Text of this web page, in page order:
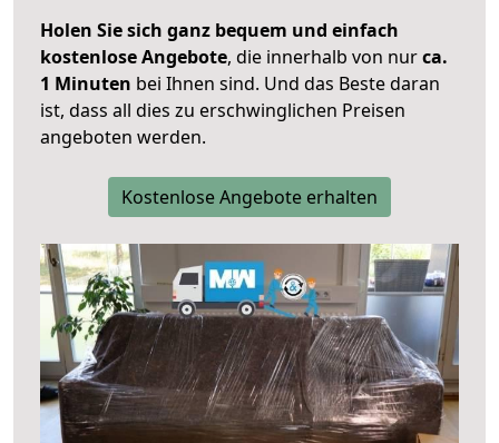
Holen Sie sich ganz bequem und einfach
kostenlose Angebote, die innerhalb von nurca.
1 Minuten bei Ihnen sind. Und das Beste daran
ist, dass all dies zu erschwinglichen Preisen
angeboten werden.
Kostenlose Angebote erhalten